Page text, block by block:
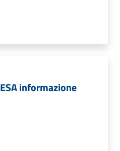
informazione